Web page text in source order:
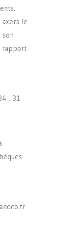
axera le
son
rapport
, 31